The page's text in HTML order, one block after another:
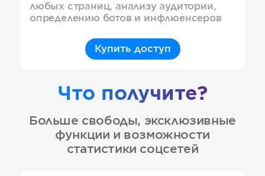
любых страниц, анализу аудитории,
определению ботов и инфлюенсеров
Купить доступ
Что получите?
Больше свободы, эксклюзивные
функции и возможности
статистики соцсетей